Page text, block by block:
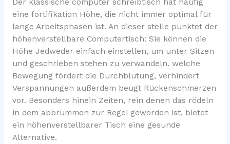
Der klassische computer schreibtisch hat häufig
eine fortifikation Höhe, die nicht immer optimal für
lange Arbeitsphasen ist. An dieser stelle punktet der
höhenverstellbare Computertisch: Sie können die
Höhe Jedweder einfach einstellen, um unter Sitzen
und geschrieben stehen zu verwandeln. welche
Bewegung fördert die Durchblutung, verhindert
Verspannungen außerdem beugt Rückenschmerzen
vor. Besonders hinein Zeiten, rein denen das rödeln
in dem abbrummen zur Regel geworden ist, bietet
ein höhenverstellbarer Tisch eine gesunde
Alternative.